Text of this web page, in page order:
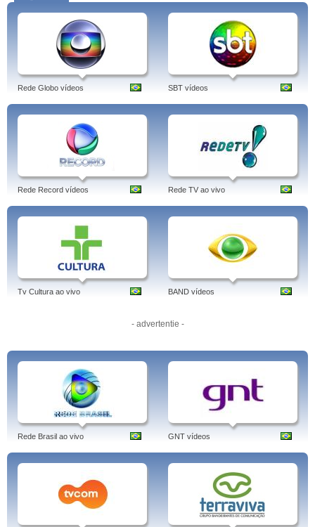
Programas: 20 Horas, Bate Bola, Bom Dia Rio Grande, Café TVCOM,
Conversas Cruzadas, Curtas Gaúchos, Galpão Crioulo, Jornal do Almoço,
Jornal TVCOM, Mãos e Mentes, Memória TVCOM, Na Fé, Patrola, Porto Alegre
Tags: tvcom, sc, tudo mais, esportes, rs ao vivo, tvcomplexis, tv combate, sc ao
vivo, conversas cruzadas, tudo+, ao vivo, rs programação, sorocaba, tvcom,
Rede Globo vídeos SBT vídeos
Rede Record vídeos Rede TV ao vivo
Tv Cultura ao vivo BAND vídeos
- advertentie -
Rede Brasil ao vivo GNT vídeos